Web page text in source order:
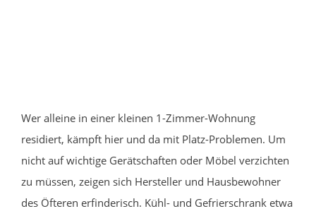
Wer alleine in einer kleinen 1-Zimmer-Wohnung
residiert, kämpft hier und da mit Platz-Problemen. Um
nicht auf wichtige Gerätschaften oder Möbel verzichten
zu müssen, zeigen sich Hersteller und Hausbewohner
des Öfteren erfinderisch. Kühl- und Gefrierschrank etwa